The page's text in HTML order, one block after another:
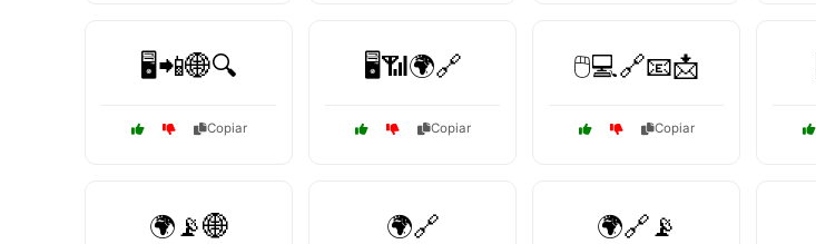
🖥️📲🌐🔍
Copiar
🖥️📶🌍🔗
Copiar
🖱️💻🔗📧📩
Copiar
🌍📡🌐 🌍🔗 🌍🔗📡